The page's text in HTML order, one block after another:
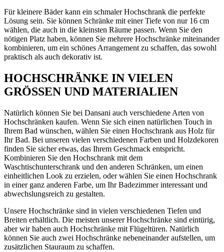
Für kleinere Bäder kann ein schmaler Hochschrank die perfekte
Lösung sein. Sie können Schränke mit einer Tiefe von nur 16 cm
wählen, die auch in die kleinsten Räume passen. Wenn Sie den
nötigen Platz haben, können Sie mehrere Hochschränke miteinander
kombinieren, um ein schönes Arrangement zu schaffen, das sowohl
praktisch als auch dekorativ ist.
HOCHSCHRÄNKE IN VIELEN
GRÖSSEN UND MATERIALIEN
Natürlich können Sie bei Dansani auch verschiedene Arten von
Hochschränken kaufen. Wenn Sie sich einen natürlichen Touch in
Ihrem Bad wünschen, wählen Sie einen Hochschrank aus Holz für
Ihr Bad. Bei unseren vielen verschiedenen Farben und Holzdekoren
finden Sie sicher etwas, das Ihrem Geschmack entspricht.
Kombinieren Sie den Hochschrank mit dem
Waschtischunterschrank und den anderen Schränken, um einen
einheitlichen Look zu erzielen, oder wählen Sie einen Hochschrank
in einer ganz anderen Farbe, um Ihr Badezimmer interessant und
abwechslungsreich zu gestalten.
Unsere Hochschränke sind in vielen verschiedenen Tiefen und
Breiten erhältlich. Die meisten unserer Hochschränke sind eintürig,
aber wir haben auch Hochschränke mit Flügeltüren. Natürlich
können Sie auch zwei Hochschränke nebeneinander aufstellen, um
zusätzlichen Stauraum zu schaffen.